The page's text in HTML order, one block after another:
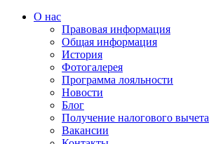
О нас
Правовая информация
Общая информация
История
Фотогалерея
Программа лояльности
Новости
Блог
Получение налогового вычета
Вакансии